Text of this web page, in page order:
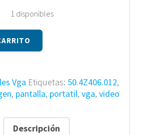
1 disponibles
Vga Etiquetas: 50.4Z406.012,
, pantalla, portatil, vga, video
Descripción